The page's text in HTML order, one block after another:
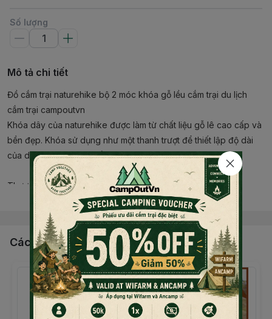
Số lượng
Mô tả chi tiết
Đồ cắm trại naturehike bộ 2 móc khóa gỗ lều cắm trại du lịch
cắm trại campoutvn
Khóa dây của naturehike được làm từ chất liệu gỗ lê cao cấp và
bền đẹp. Khóa sử dụng như một thanh trượt để thiết lập độ dài
của dây tùy theo nhu cầu của bạn
Thương hiệu: Naturehike
Mẫu số: Nh20pj096
Thể loại: Khóa dây
Màu sắc: Màu nâu gỗ
Chất liệu: Gỗ lê
Kích thước:
X9x1.5cm (khóa)
X6,5mm (đường kính)
Trọng lượng: ± 20gr
Đọc thêm nội dung
Các sản phẩm, dịch vụ khác